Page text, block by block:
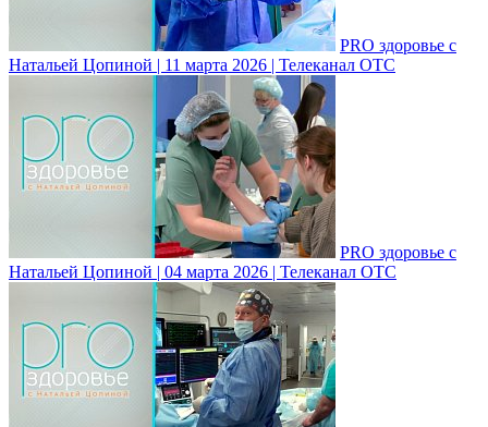
PRO здоровье с
Натальей Цопиной | 11 марта 2026 | Телеканал ОТС
PRO здоровье с
Натальей Цопиной | 04 марта 2026 | Телеканал ОТС